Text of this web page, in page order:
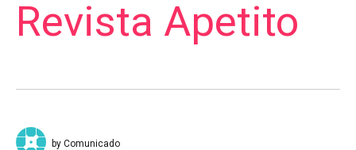
Revista Apetito
by Comunicado